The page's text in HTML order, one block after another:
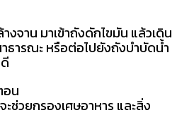
งจาน มาเข้าถังดักไขมัน แล้วเดิน
ธารณะ หรือต่อไปยังถังบำบัดน้ำ
อน
ช่วยกรองเศษอาหาร และสิ่ง